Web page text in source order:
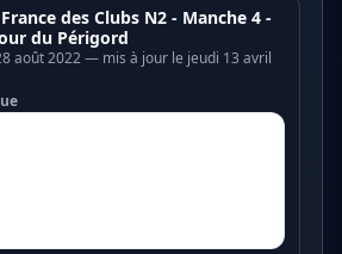
des Clubs N2 - Manche 4 -
du Périgord
août 2022 — mis à jour le jeudi 13 avril